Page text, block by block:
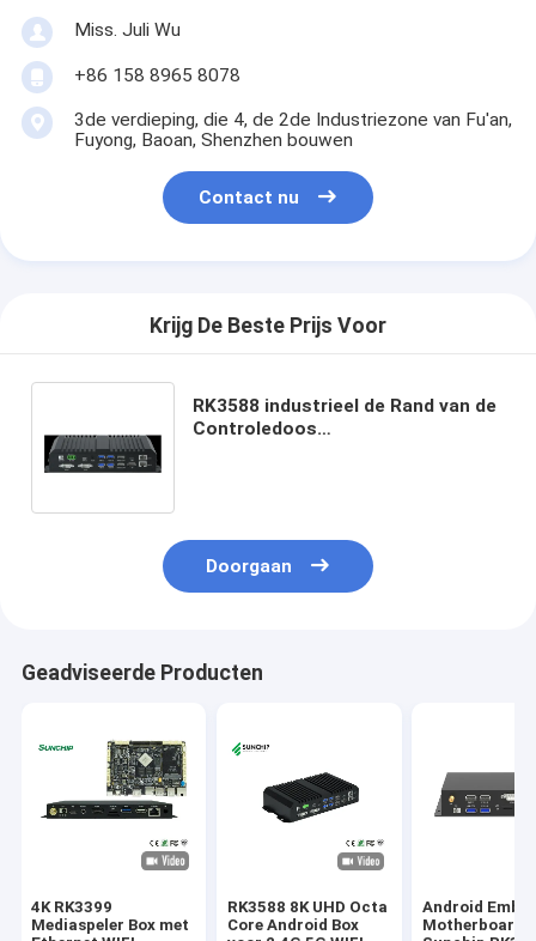
Miss. Juli Wu
+86 158 8965 8078
3de verdieping, die 4, de 2de Industriezone van Fu'an,
Fuyong, Baoan, Shenzhen bouwen
Contact nu
Krijg De Beste Prijs Voor
RK3588 industrieel de Rand van de
Controledoos
Doorgaan
Geadviseerde Producten
4K RK3399
Mediaspeler Box met
RK3588 8K UHD Octa
Core Android Box
Android
Motherboard